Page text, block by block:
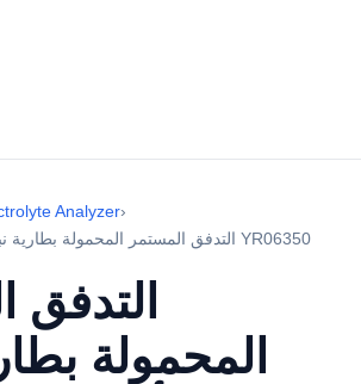
Analyzer›
التدفق المستمر المحمولة بطارية نبض الأكسجين المكثف YR06350
التدفق
المحمولة